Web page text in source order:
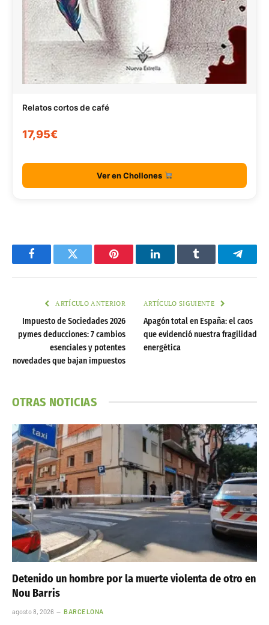
Relatos cortos de café
17,95€
Ver en Chollones
FacebookTwitter Pinterest LinkedInTumblr
ARTÍCULO ANTERIOR
Impuesto de Sociedades 2026
pymes deducciones: 7 cambios
esenciales y potentes
novedades que bajan impuestos
ARTÍCULO SIGUIENTE
Apagón total en España: el caos
que evidenció nuestra fragilidad
energética
OTRAS NOTICIAS
Detenido un hombre por la muerte violenta de otro en
Nou Barris
agosto 8, 2026 BARCELONA